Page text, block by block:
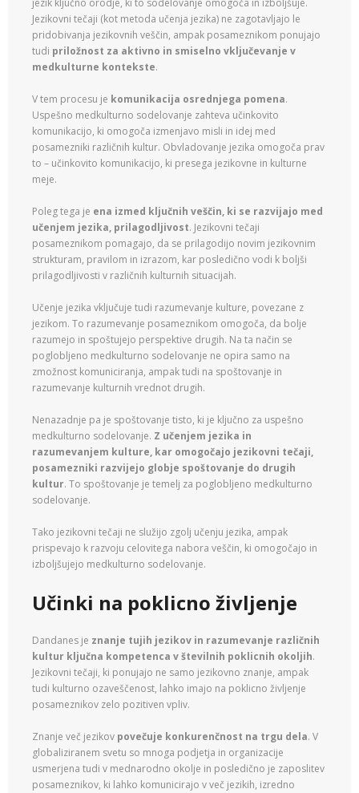
Jezikovni tečaji (kot metoda učenja jezika) ne zagotavljajo le
pridobivanja jezikovnih veščin, ampak posameznikom ponujajo
tudi priložnost za aktivno in smiselno vključevanje v
medkulturne kontekste.
V tem procesu je komunikacija osrednjega pomena.
Uspešno medkulturno sodelovanje zahteva učinkovito
komunikacijo, ki omogoča izmenjavo misli in idej med
posamezniki različnih kultur. Obvladovanje jezika omogoča prav
to – učinkovito komunikacijo, ki presega jezikovne in kulturne
meje.
Poleg tega je ena izmed ključnih veščin, ki se razvijajo med
učenjem jezika, prilagodljivost. Jezikovni tečaji
posameznikom pomagajo, da se prilagodijo novim jezikovnim
strukturam, pravilom in izrazom, kar posledično vodi k boljši
prilagodljivosti v različnih kulturnih situacijah.
Učenje jezika vključuje tudi razumevanje kulture, povezane z
jezikom. To razumevanje posameznikom omogoča, da bolje
razumejo in spoštujejo perspektive drugih. Na ta način se
poglobljeno medkulturno sodelovanje ne opira samo na
zmožnost komuniciranja, ampak tudi na spoštovanje in
razumevanje kulturnih vrednot drugih.
Nenazadnje pa je spoštovanje tisto, ki je ključno za uspešno
medkulturno sodelovanje. Z učenjem jezika in
razumevanjem kulture, kar omogočajo jezikovni tečaji,
posamezniki razvijejo globje spoštovanje do drugih
kultur. To spoštovanje je temelj za poglobljeno medkulturno
sodelovanje.
Tako jezikovni tečaji ne služijo zgolj učenju jezika, ampak
prispevajo k razvoju celovitega nabora veščin, ki omogočajo in
izboljšujejo medkulturno sodelovanje.
Učinki na poklicno življenje
Dandanes je znanje tujih jezikov in razumevanje različnih
kultur ključna kompetenca v številnih poklicnih okoljih.
Jezikovni tečaji, ki ponujajo ne samo jezikovno znanje, ampak
tudi kulturno ozaveščenost, lahko imajo na poklicno življenje
posameznikov zelo pozitiven vpliv.
Znanje več jezikov povečuje konkurenčnost na trgu dela. V
globaliziranem svetu so mnoga podjetja in organizacije
usmerjena tudi v mednarodno okolje in posledično je zaposlitev
posameznikov, ki lahko komunicirajo v več jezikih, izredno